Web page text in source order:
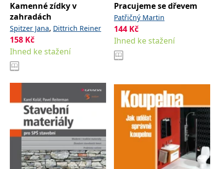
Kamenné zídky v
zahradách
Spitzer Jana, Dittrich Reiner
158 Kč
Ihned ke stažení
Pracujeme se dřevem
Patřičný Martin
144 Kč
Ihned ke stažení